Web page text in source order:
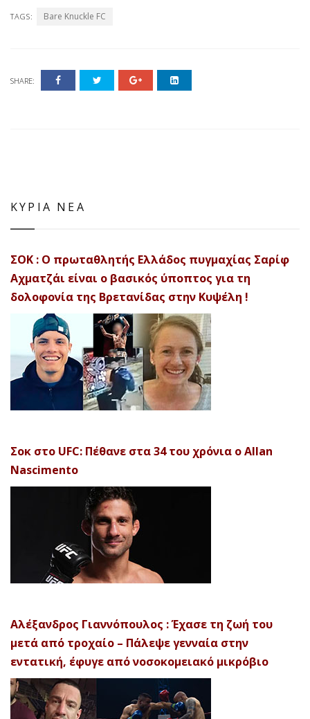
TAGS: Bare Knuckle FC
SHARE:
ΚΥΡΙΑ ΝΕΑ
ΣΟΚ : Ο πρωταθλητής Ελλάδος πυγμαχίας Σαρίφ
Αχματζάι είναι ο βασικός ύποπτος για τη
δολοφονία της Βρετανίδας στην Κυψέλη !
Σοκ στο UFC: Πέθανε στα 34 του χρόνια ο Allan
Nascimento
Αλέξανδρος Γιαννόπουλος : Έχασε τη ζωή του
μετά από τροχαίο – Πάλεψε γενναία στην
εντατική, έφυγε από νοσοκομειακό μικρόβιο